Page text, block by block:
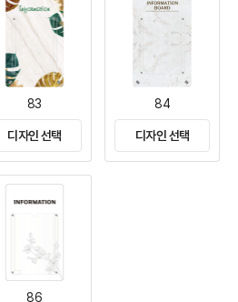
83
디자인 선택
84
디자인 선택
86